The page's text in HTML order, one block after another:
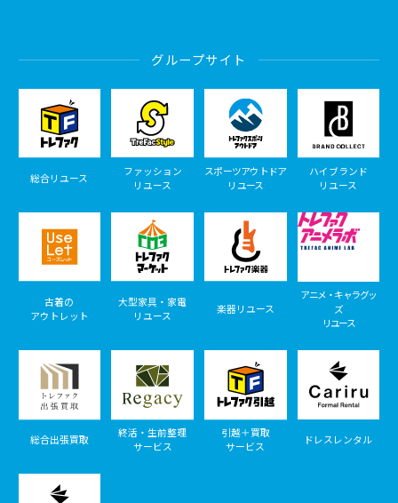
グループサイト
総合リユース
ファッション
リユース
スポーツアウトドア
リユース
ハイブランド
リユース
古着の
アウトレット
大型家具・家電
リユース
楽器リユース
アニメ・キャラグッ
ズ
リユース
総合出張買取
終活・生前整理
サービス
引越＋買取
サービス
ドレスレンタル